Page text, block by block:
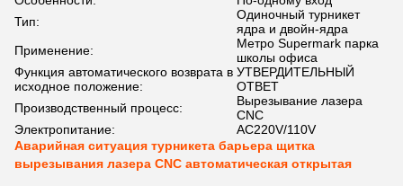
Тип:
Одиночный турникет
ядра и двойн-ядра
Применение:
Метро Supermark парка
школы офиса
Функция автоматического возврата в
исходное положение:
УТВЕРДИТЕЛЬНЫЙ
ОТВЕТ
Производственный процесс:
Вырезывание лазера
CNC
Электропитание:
AC220V/110V
Аварийная ситуация турникета барьера щитка
вырезывания лазера CNC автоматическая открытая